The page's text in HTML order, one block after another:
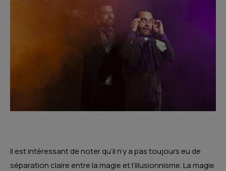
Il est intéressant de noter qu’il n’y a pas toujours eu de
séparation claire entre la magie et l’illusionnisme. La magie